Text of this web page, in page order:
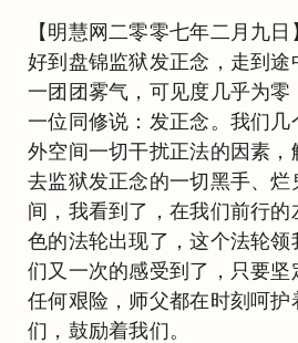
【明慧网二零零七年二月九
好到盘锦监狱发正念，走到
一团团雾气，可见度几乎为零
一位同修说：发正念。我们几
外空间一切干扰正法的因素，
去监狱发正念的一切黑手、烂
间，我看到了，在我们前行
色的法轮出现了，这个法轮
们又一次的感受到了，只要坚
任何艰险，师父都在时刻呵
们，鼓励着我们。